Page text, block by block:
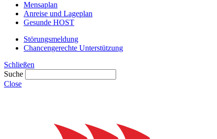
Mensaplan
Anreise und Lageplan
Gesunde HOST
Störungsmeldung
Chancengerechte Unterstützung
Schließen
Suche
Close